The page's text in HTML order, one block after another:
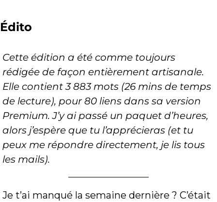
Édito
Cette édition a été comme toujours
rédigée de façon entièrement artisanale.
Elle contient 3 883 mots (26 mins de temps
de lecture), pour 80 liens dans sa version
Premium. J’y ai passé un paquet d’heures,
alors j’espère que tu l’apprécieras (et tu
peux me répondre directement, je lis tous
les mails).
Je t’ai manqué la semaine dernière ? C’était